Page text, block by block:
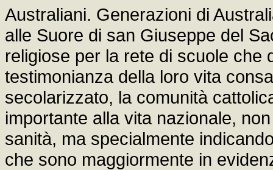
Australiani. Generazioni di
alle Suore di san Giuseppe del
religiose per la rete di scuole che
testimonianza della loro vita
secolarizzato, la comunità
importante alla vita nazionale,
sanità, ma specialmente
che sono maggiormente in